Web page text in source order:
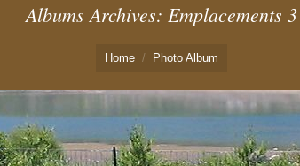
Albums Archives: Emplacements 3
Home
Photo Album